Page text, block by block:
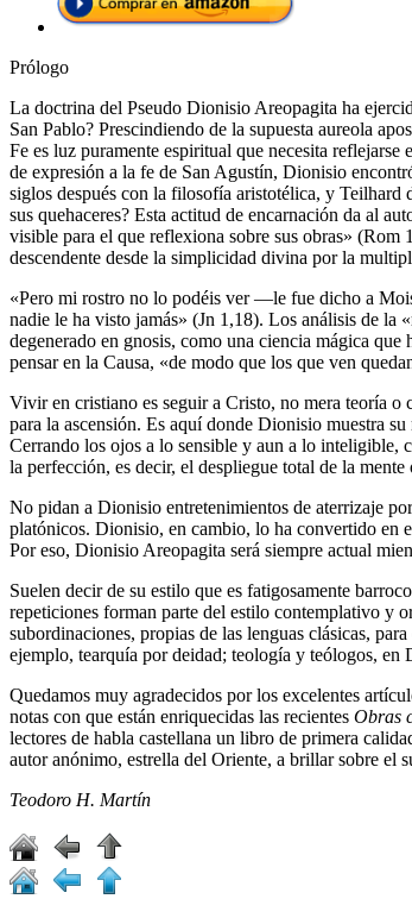
Prólogo
La doctrina del Pseudo Dionisio Areopagita ha
San Pablo? Prescindiendo de la supuesta aureola
Fe es luz puramente espiritual que necesita
de expresión a la fe de San Agustín, Dionisio
siglos después con la filosofía aristotélica, y
sus quehaceres? Esta actitud de encarnación da al
visible para el que reflexiona sobre sus obras»
descendente desde la simplicidad divina por la
«Pero mi rostro no lo podéis ver ―le fue dicho a
nadie le ha visto jamás» (Jn 1,18). Los análisis de la
degenerado en gnosis, como una ciencia mágica
pensar en la Causa, «de modo que los que ven
Vivir en cristiano es seguir a Cristo, no mera teoría o
para la ascensión. Es aquí donde Dionisio muestra
Cerrando los ojos a lo sensible y aun a lo inteligible,
la perfección, es decir, el despliegue total de la
No pidan a Dionisio entretenimientos de aterrizaje
platónicos. Dionisio, en cambio, lo ha convertido en
Por eso, Dionisio Areopagita será siempre actual
Suelen decir de su estilo que es fatigosamente
repeticiones forman parte del estilo contemplativo y
subordinaciones, propias de las lenguas clásicas,
ejemplo, tearquía por deidad; teología y teólogos,
Quedamos muy agradecidos por los excelentes
notas con que están enriquecidas las recientes Obras
lectores de habla castellana un libro de primera
autor anónimo, estrella del Oriente, a brillar sobre el
Teodoro H. Martín